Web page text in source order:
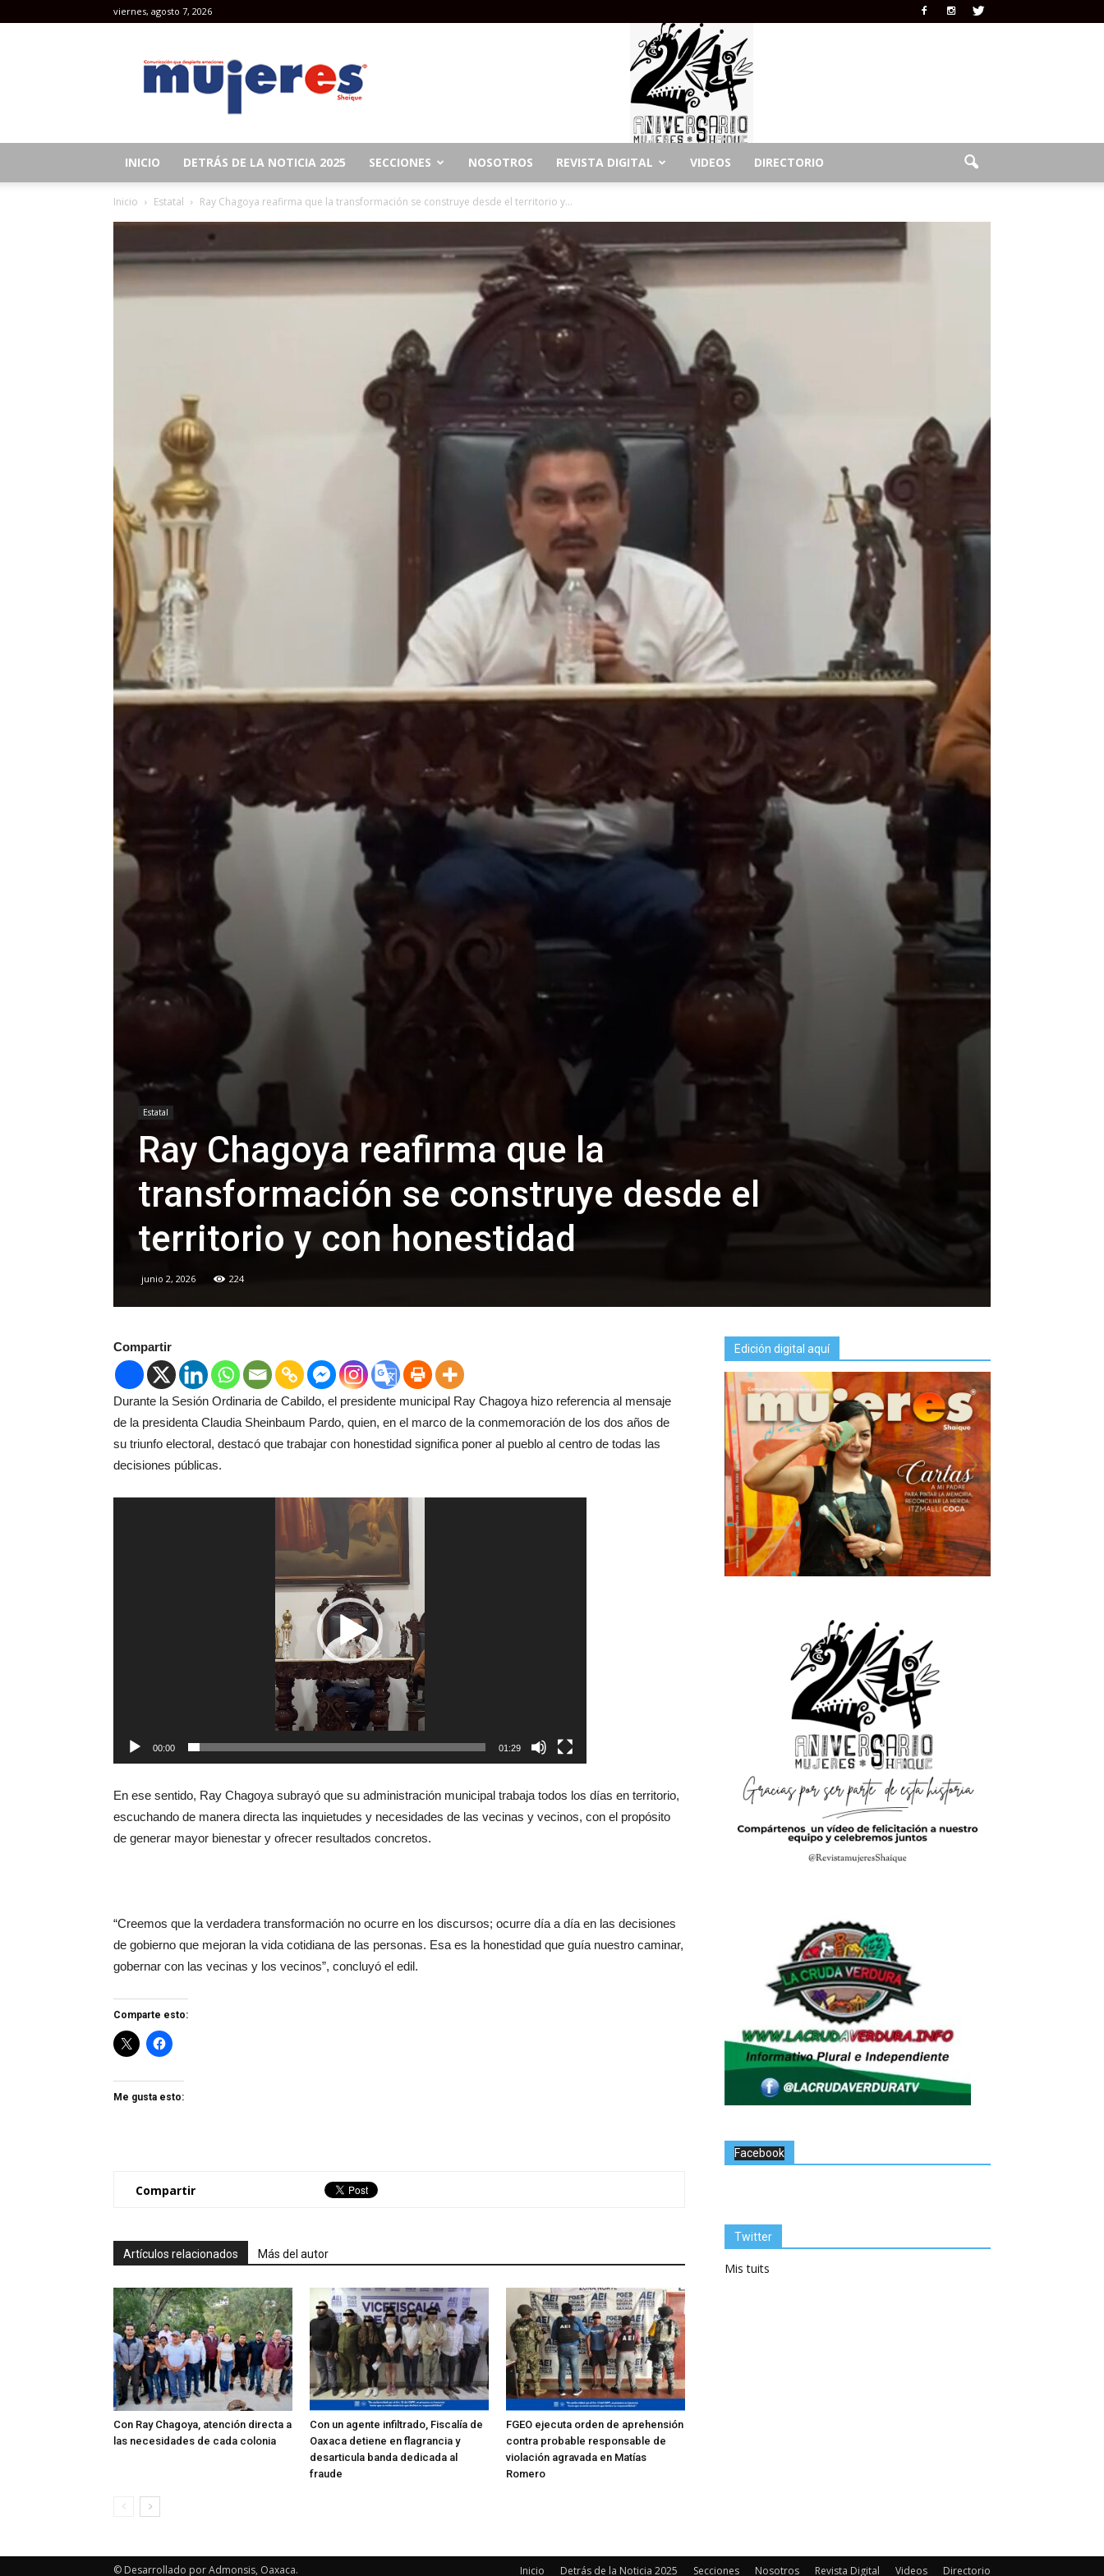
viernes, agosto 7, 2026
Mujeres
INICIO DETRÁS DE LA NOTICIA 2025 SECCIONES NOSOTROS REVISTA DIGITAL VIDEOS DIRECTORIO
Inicio Estatal Ray Chagoya reafirma que la transformación se construye desde el territorio y...
Estatal
Ray Chagoya reafirma que la
transformación se construye desde el
territorio y con honestidad
junio 2, 2026 224
Compartir
Durante la Sesión Ordinaria de Cabildo, el presidente municipal Ray Chagoya hizo referencia al mensaje
de la presidenta Claudia Sheinbaum Pardo, quien, en el marco de la conmemoración de los dos años de
su triunfo electoral, destacó que trabajar con honestidad significa poner al pueblo al centro de todas las
decisiones públicas.
00:00 01:29
En ese sentido, Ray Chagoya subrayó que su administración municipal trabaja todos los días en territorio,
escuchando de manera directa las inquietudes y necesidades de las vecinas y vecinos, con el propósito
de generar mayor bienestar y ofrecer resultados concretos.
“Creemos que la verdadera transformación no ocurre en los discursos; ocurre día a día en las decisiones
de gobierno que mejoran la vida cotidiana de las personas. Esa es la honestidad que guía nuestro caminar,
gobernar con las vecinas y los vecinos”, concluyó el edil.
Comparte esto:
Me gusta esto:
Compartir
Artículos relacionados Más del autor
Con Ray Chagoya, atención directa a
las necesidades de cada colonia
Con un agente infiltrado, Fiscalía de
Oaxaca detiene en flagrancia y
desarticula banda dedicada al
fraude
FGEO ejecuta orden de aprehensión
contra probable responsable de
violación agravada en Matías
Romero
Edición digital aquí
Facebook
Twitter
Mis tuits
Inicio Detrás de la Noticia 2025 Secciones Nosotros Revista Digital Videos Directorio
© Desarrollado por Admonsis, Oaxaca.